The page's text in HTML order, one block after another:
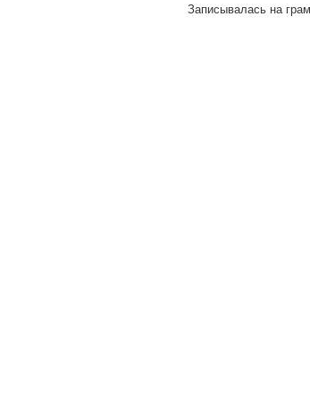
Записывалась на